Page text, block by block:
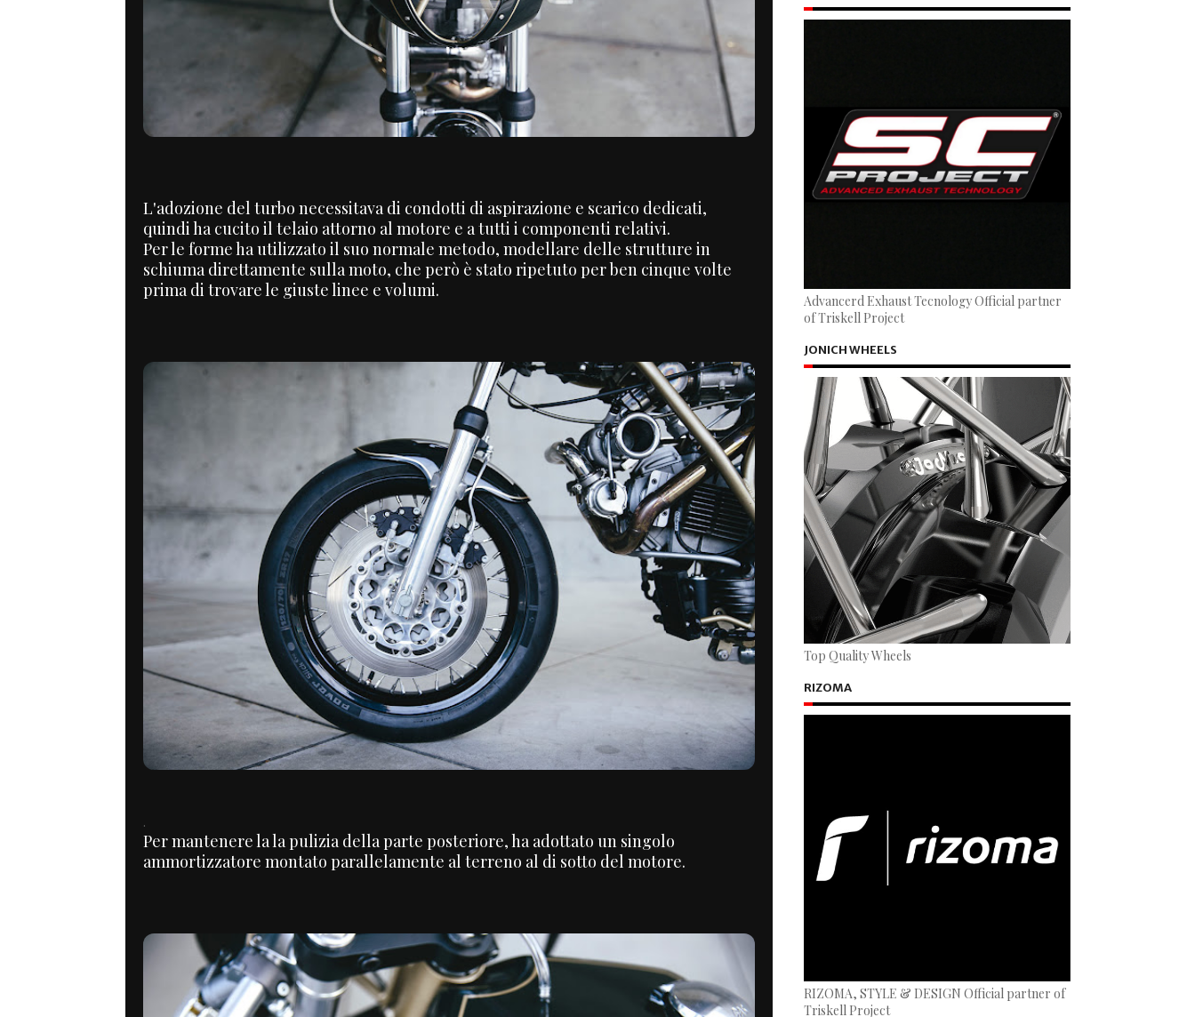
L'adozione del turbo necessitava di condotti di aspirazione e scarico dedicati,
quindi ha cucito il telaio attorno al motore e a tutti i componenti relativi.
Per le forme ha utilizzato il suo normale metodo, modellare delle strutture in
schiuma direttamente sulla moto, che però è stato ripetuto per ben cinque volte
prima di trovare le giuste linee e volumi.
.
Per mantenere la la pulizia della parte posteriore, ha adottato un singolo
ammortizzatore montato parallelamente al terreno al di sotto del motore.
Advancerd Exhaust Tecnology Official partner
of Triskell Project
JONICH WHEELS
Top Quality Wheels
RIZOMA
RIZOMA, STYLE & DESIGN Official partner of
Triskell Project